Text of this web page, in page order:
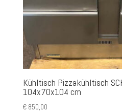
Kühltisch Pizzakühltisch
104x70x104 cm
€850,00